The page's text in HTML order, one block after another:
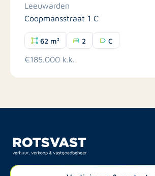
Leeuwarden
Coopmansstraat 1 C
62 m² 2 C
€185.000 k.k.